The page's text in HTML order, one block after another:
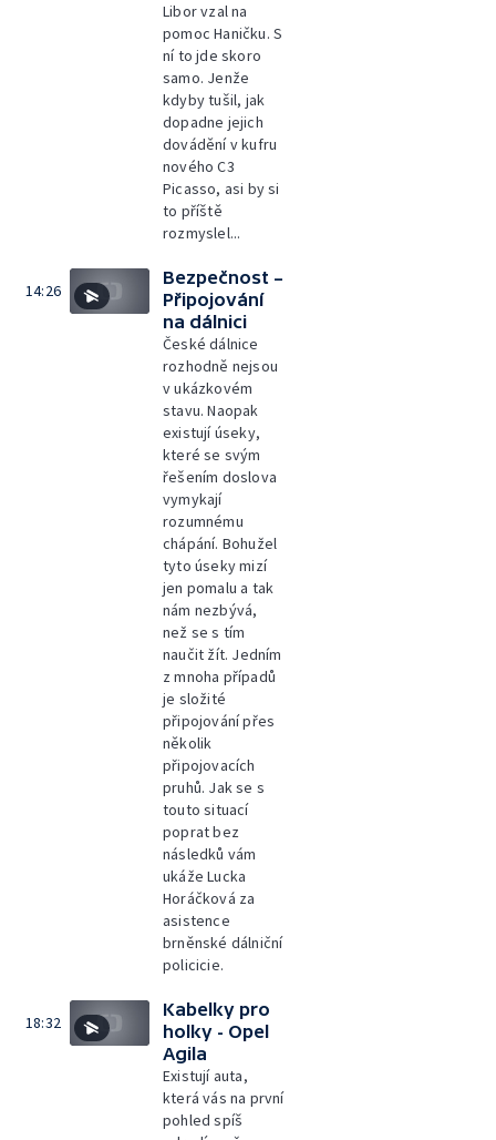
Libor vzal na
pomoc Haničku. S
ní to jde skoro
samo. Jenže
kdyby tušil, jak
dopadne jejich
dovádění v kufru
nového C3
Picasso, asi by si
to příště
rozmyslel...
14:26
Bezpečnost –
Připojování
na dálnici
České dálnice
rozhodně nejsou
v ukázkovém
stavu. Naopak
existují úseky,
které se svým
řešením doslova
vymykají
rozumnému
chápání. Bohužel
tyto úseky mizí
jen pomalu a tak
nám nezbývá,
než se s tím
naučit žít. Jedním
z mnoha případů
je složité
připojování přes
několik
připojovacích
pruhů. Jak se s
touto situací
poprat bez
následků vám
ukáže Lucka
Horáčková za
asistence
brněnské dálniční
policicie.
18:32
Kabelky pro
holky - Opel
Agila
Existují auta,
která vás na první
pohled spíš